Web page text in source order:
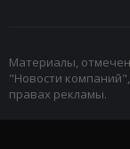
Материалы,
"Новости
правах рекламы.